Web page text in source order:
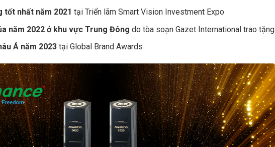
tốt nhất năm 2021 tại Triển lãm Smart Vision Investment Expo
năm 2022 ở khu vực Trung Đông do tòa soạn Gazet International trao tặng
Á năm 2023tại Global Brand Awards